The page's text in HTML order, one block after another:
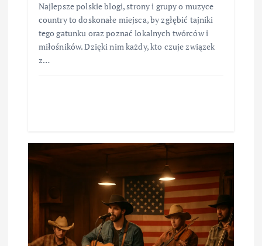
Najlepsze polskie blogi, strony i grupy o muzyce
country to doskonałe miejsca, by zgłębić tajniki
tego gatunku oraz poznać lokalnych twórców i
miłośników. Dzięki nim każdy, kto czuje związek
z…